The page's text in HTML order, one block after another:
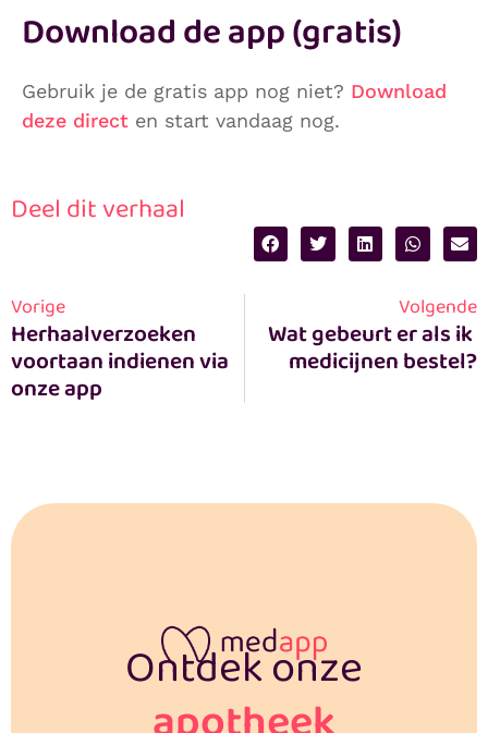
Download de app (gratis)
Gebruik je de gratis app nog niet? Download
deze direct en start vandaag nog.
Deel dit verhaal
Vorige
Herhaalverzoeken
voortaan indienen via
onze app
Volgende
Wat gebeurt er als ik
medicijnen bestel?
Ontdek onze